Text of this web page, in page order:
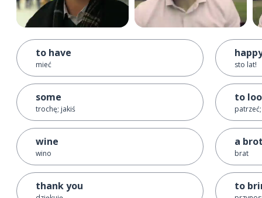
to have
mieć
some
trochę; jakiś
wine
wino
thank you
sto lat!
to
a
brat
to